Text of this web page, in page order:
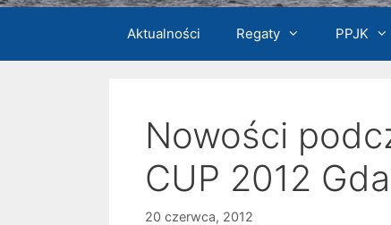
Aktualności Regaty PPJK
Nowości
CUP 2012
20 czerwca, 2012